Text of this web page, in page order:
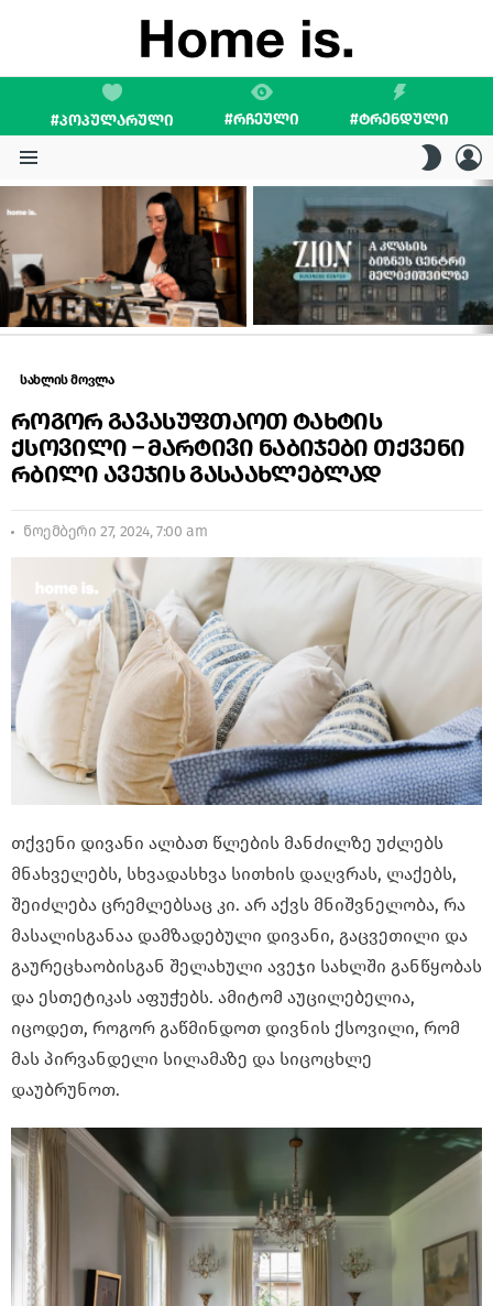
#ᲞᲝᲞᲣᲚᲐᲠᲣᲚᲘ #ᲠᲩᲔᲣᲚᲘ #ᲢᲠᲔᲜᲓᲣᲚᲘ
SKIN
STORIES
სახლის მოვლა
როგორ გავასუფთაოთ ტახტის
ქსოვილი – მარტივი ნაბიჯები თქვენი
რბილი ავეჯის გასაახლებლად
ნოემბერი 27, 2024, 7:00 am
თქვენი დივანი ალბათ წლების მანძილზე უძლებს
მნახველებს, სხვადასხვა სითხის დაღვრას, ლაქებს,
შეიძლება ცრემლებსაც კი. არ აქვს მნიშვნელობა, რა
მასალისგანაა დამზადებული დივანი, გაცვეთილი და
გაურეცხაობისგან შელახული ავეჯი სახლში განწყობას
და ესთეტიკას აფუჭებს. ამიტომ აუცილებელია,
იცოდეთ, როგორ გაწმინდოთ დივნის ქსოვილი, რომ
მას პირვანდელი სილამაზე და სიცოცხლე
დაუბრუნოთ.